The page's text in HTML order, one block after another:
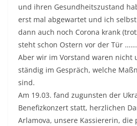
und ihren Gesundheitszustand
erst mal abgewartet und ich
dann auch noch Corona krank
steht schon Ostern vor der Tür …….
Aber wir im Vorstand waren nicht
ständig im Gespräch, welche
sind.
Am 19.03. fand zugunsten der
Benefizkonzert statt, herzlichen
Arlamova, unsere Kassiererin, die